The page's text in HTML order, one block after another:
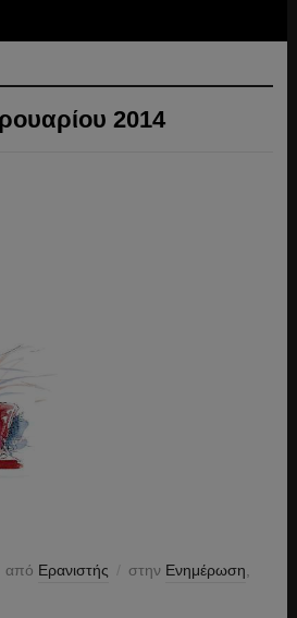
2014
από Ερανιστής στην Ενημέρωση